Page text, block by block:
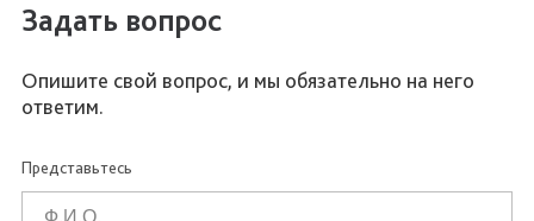
Задать вопрос
Опишите свой вопрос, и мы обязательно на него
ответим.
Представьтесь